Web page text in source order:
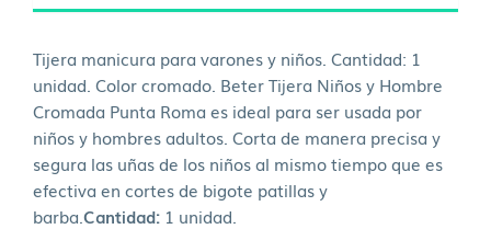
Tijera manicura para varones y niños. Cantidad: 1
unidad. Color cromado. Beter Tijera Niños y Hombre
Cromada Punta Roma es ideal para ser usada por
niños y hombres adultos. Corta de manera precisa y
segura las uñas de los niños al mismo tiempo que es
efectiva en cortes de bigote patillas y
barba. Cantidad: 1 unidad.